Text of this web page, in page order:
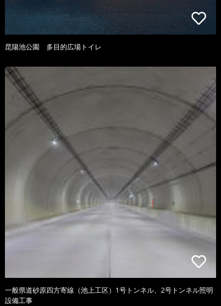
昆陽池公園 多目的広場トイレ
一般県道砂原四方寄線（池上工区）1号トンネル、2号トンネル照明
設備工事